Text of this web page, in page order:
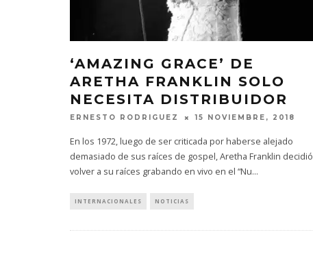
‘AMAZING GRACE’ DE
ARETHA FRANKLIN SOLO
NECESITA DISTRIBUIDOR
ERNESTO RODRIGUEZ 15 NOVIEMBRE, 2018
En los 1972, luego de ser criticada por haberse alejado
demasiado de sus raíces de gospel, Aretha Franklin decidió
volver a su raíces grabando en vivo en el “Nu...
INTERNACIONALES NOTICIAS